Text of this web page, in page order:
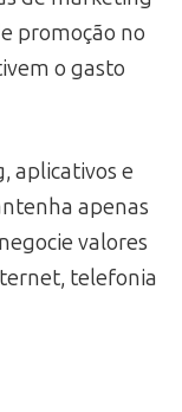
promoção no
o gasto
aplicativos e
apenas
valores
telefonia